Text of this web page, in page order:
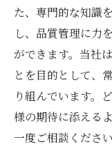
た、専門的な知識
し、品質管理に力
ができます。当社
とを目的として、
り組んでいます。
様の期待に添える
一度ご相談ください